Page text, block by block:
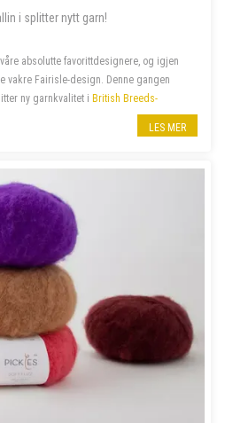
i splitter nytt garn!
absolutte favorittdesignere, og igjen
vakre Fairisle-design. Denne gangen
ny garnkvalitet i British Breeds-
, er
LES MER